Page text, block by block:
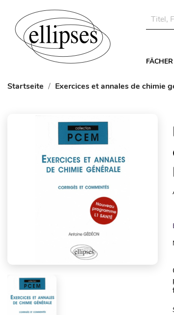
FÄCHER
Startseite Exercices et annales de chimie